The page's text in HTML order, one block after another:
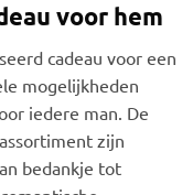
voor hem
cadeau voor een
mogelijkheden
iedere man. De
zijn
bedankje tot